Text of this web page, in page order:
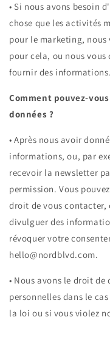
• Si nous avons besoin
chose que les activités
pour le marketing, nous
pour cela, ou nous
fournir des informations.
Comment pouvez-
données ?
• Après nous avoir
informations, ou, par
recevoir la newsletter
permission. Vous
droit de vous
divulguer des
révoquer votre
hello@nordblvd.com.
• Nous avons le droit
personnelles dans le
la loi ou si vous violez